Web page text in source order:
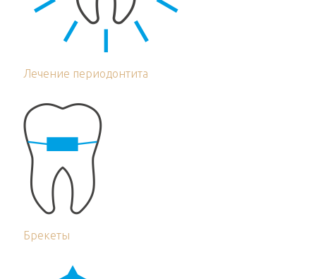
Лечение периодонтита
Брекеты